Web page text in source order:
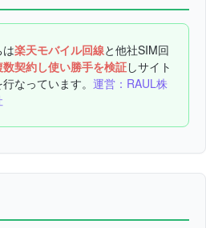
楽天モバイル回線と他社SIM回
数契約し使い勝手を検証しサイト
なっています。 運営：RAUL株